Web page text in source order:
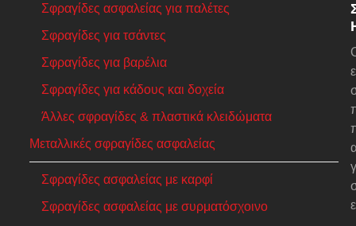
Σφραγίδες ασφαλείας για παλέτες
Σφραγίδες για τσάντες
Σφραγίδες για βαρέλια
Σφραγίδες για κάδους και δοχεία
Άλλες σφραγίδες & πλαστικά κλειδώματα
Μεταλλικές σφραγίδες ασφαλείας
Σφραγίδες ασφαλείας με καρφί
Σφραγίδες ασφαλείας με συρματόσχοινο